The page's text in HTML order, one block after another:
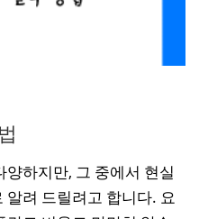
하지만, 그 중에서 현실
려 드릴려고 합니다. 요